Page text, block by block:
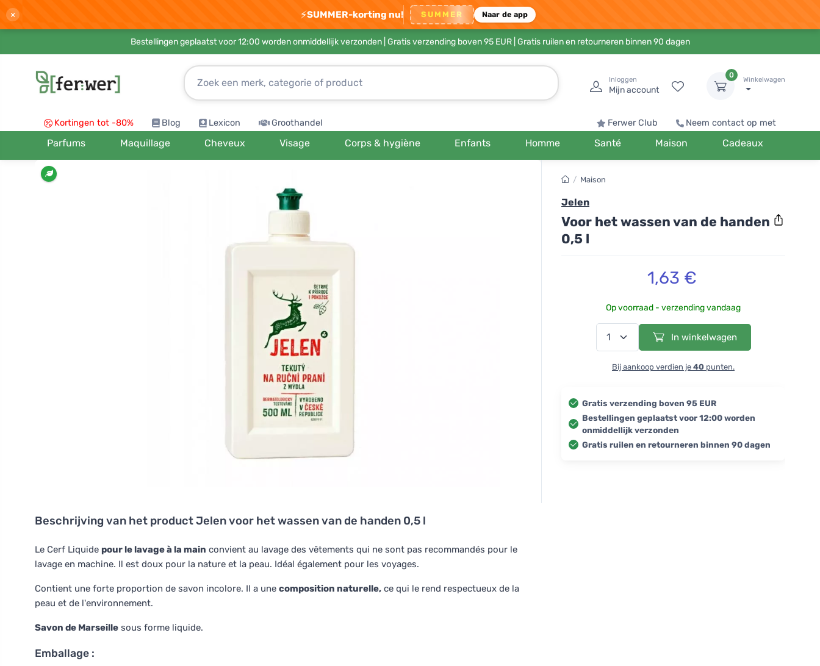
× ⚡SUMMER-korting nu! SUMMER Naar de app
Bestellingen geplaatst voor 12:00 worden onmiddellijk verzonden | Gratis verzending boven 95 EUR| Gratis ruilen en retourneren binnen 90 dagen
Inloggen
Mijn account
0
Winkelwagen
Kortingen tot -80% Blog Lexicon Groothandel Ferwer Club Neem contact op met
Parfums Maquillage Cheveux Visage Corps & hygiène Enfants Homme Santé Maison Cadeaux
Beschrijving van het productJelen voor het wassen van de handen 0,5 l
Le Cerf Liquide pour le lavage à la main convient au lavage des vêtements qui ne sont pas recommandés pour le
lavage en machine. Il est doux pour la nature et la peau. Idéal également pour les voyages.
Contient une forte proportion de savon incolore. Il a une composition naturelle, ce qui le rend respectueux de la
peau et de l'environnement.
Savon de Marseille sous forme liquide.
Emballage :
/ Maison
Jelen
Voor het wassen van de handen
0,5 l
1,63 €
Op voorraad - verzending vandaag
In winkelwagen
Bij aankoop verdien je 40 punten.
Gratis verzending boven 95 EUR
Bestellingen geplaatst voor 12:00 worden
onmiddellijk verzonden
Gratis ruilen en retourneren binnen 90 dagen